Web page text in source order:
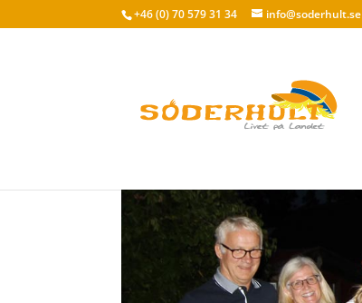
+46 (0) 70 579 31 34 info@soderhult.se